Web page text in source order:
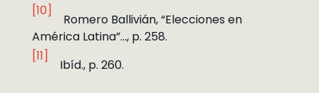
[10]
Romero Ballivián, “Elecciones en
América Latina”…, p. 258.
[11]
Ibíd., p. 260.